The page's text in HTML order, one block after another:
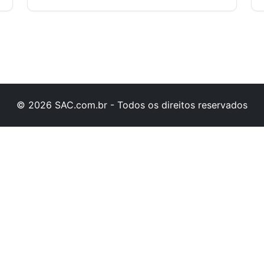
© 2026 SAC.com.br - Todos os direitos reservados